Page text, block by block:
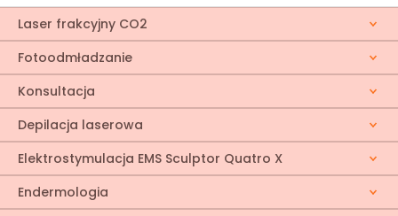
Laser frakcyjny CO2
Fotoodmładzanie
Konsultacja
Depilacja laserowa
Elektrostymulacja EMS Sculptor Quatro X
Endermologia